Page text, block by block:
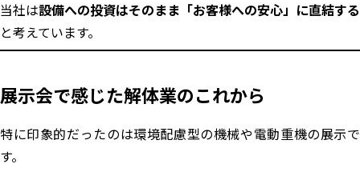
当社は設備への投資はそのまま「お客様への安心」に直結する
と考えています。
展示会で感じた解体業のこれから
特に印象的だったのは環境配慮型の機械や電動重機の展示で
す。